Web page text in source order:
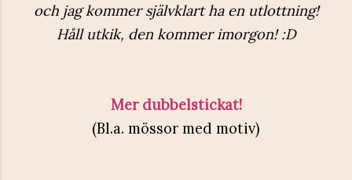
och jag kommer självklart ha en utlottning!
Håll utkik, den kommer imorgon! :D
Mer dubbelstickat!
(Bl.a. mössor med motiv)